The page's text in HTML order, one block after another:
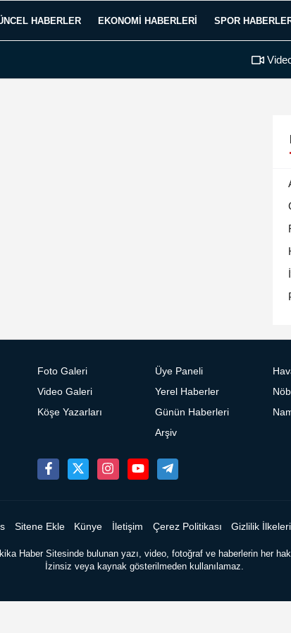
HABERLER EKONOMI HABERLERI SPOR
Foto Galeri
Video Galeri
Köşe Yazarları
Üye Paneli
Yerel Haberler
Günün Haberleri
Arşiv
Sitene Ekle Künye İletişim Çerez Politikası Gizlilik İlkeleri
Haber Sitesinde bulunan yazı, video, fotoğraf ve haberlerin her
İzinsiz veya kaynak gösterilmeden kullanılamaz.